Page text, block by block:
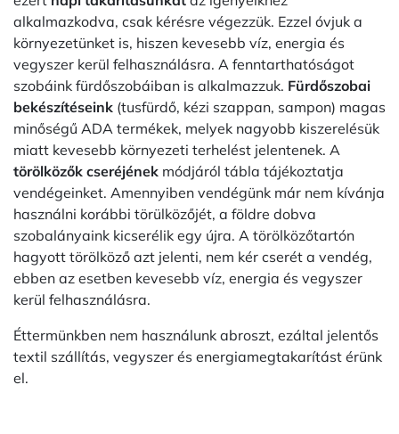
alkalmazkodva, csak kérésre végezzük. Ezzel óvjuk a
környezetünket is, hiszen kevesebb víz, energia és
vegyszer kerül felhasználásra. A fenntarthatóságot
szobáink fürdőszobáiban is alkalmazzuk. Fürdőszobai
bekészítéseink (tusfürdő, kézi szappan, sampon) magas
minőségű ADA termékek, melyek nagyobb kiszerelésük
miatt kevesebb környezeti terhelést jelentenek. A
törölközők cseréjének módjáról tábla tájékoztatja
vendégeinket. Amennyiben vendégünk már nem kívánja
használni korábbi törülközőjét, a földre dobva
szobalányaink kicserélik egy újra. A törölközőtartón
hagyott törölköző azt jelenti, nem kér cserét a vendég,
ebben az esetben kevesebb víz, energia és vegyszer
kerül felhasználásra.
Éttermünkben nem használunk abroszt, ezáltal jelentős
textil szállítás, vegyszer és energiamegtakarítást érünk
el.